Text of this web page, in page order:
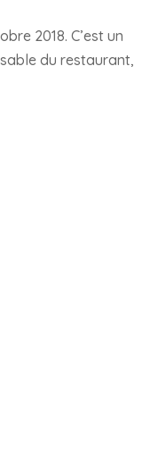
2018. C’est un
du restaurant,